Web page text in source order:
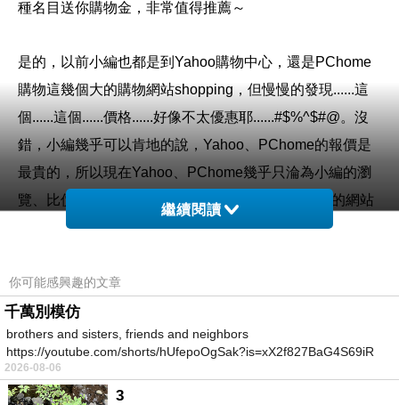
種名目送你購物金，非常值得推薦～
是的，以前小編也都是到Yahoo購物中心，還是PChome
購物這幾個大的購物網站shopping，但慢慢的發現......這
個......這個......價格......好像不太優惠耶......#$%^$#@。沒
錯，小編幾乎可以肯地的說，Yahoo、PChome的報價是
最貴的，所以現在Yahoo、PChome幾乎只淪為小編的瀏
覽、比價工具。看到喜歡的東西，小編喜歡到專門的網站
去購買，比如說3C、家電類的東西，建議到燦坤的Kuai3
購買3C商品，除了考量價格以外，售後服務也是很重要
的，燦坤擁有全台密集的實體門市，讓你不用擔心後續的
維修問題，不然縱使價格再便宜，日後求助無門，也是十
分惱人的，是吧！
繼續閱讀
你可能感興趣的文章
千萬別模仿
brothers and sisters, friends and neighbors
https://youtube.com/shorts/hUfepoOgSak?is=xX2f827BaG4S69iR
https
2026-08-06
3